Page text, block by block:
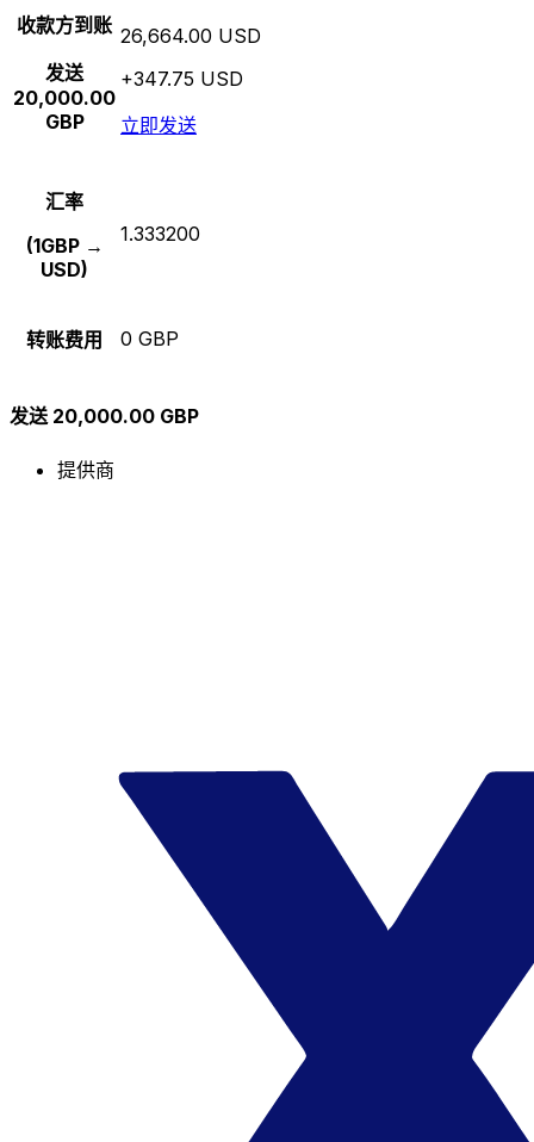
收款方到账
发送
20,000.00
GBP
26,664.00 USD
+347.75 USD
立即发送
汇率
(1GBP →
USD)
1.333200
转账费用 0 GBP
发送 20,000.00 GBP
提供商